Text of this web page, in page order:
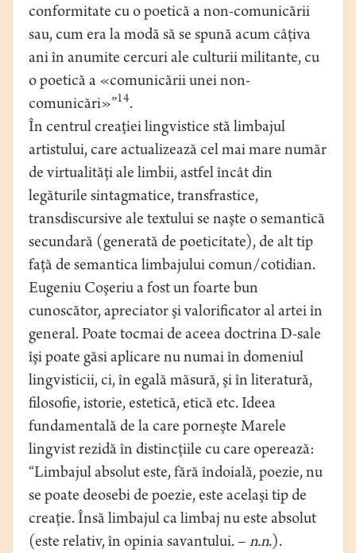
conformitate cu o poetică a non-comunicării
sau, cum era la modă să se spună acum câţiva
ani în anumite cercuri ale culturii militante, cu
o poetică a «comunicării unei non-
comunicări»”14.
În centrul creaţiei lingvistice stă limbajul
artistului, care actualizează cel mai mare număr
de virtualităţi ale limbii, astfel încât din
legăturile sintagmatice, transfrastice,
transdiscursive ale textului se naşte o semantică
secundară (generată de poeticitate), de alt tip
faţă de semantica limbajului comun/cotidian.
Eugeniu Coşeriu a fost un foarte bun
cunoscător, apreciator şi valorificator al artei în
general. Poate tocmai de aceea doctrina D-sale
îşi poate găsi aplicare nu numai în domeniul
lingvisticii, ci, în egală măsură, şi în literatură,
filosofie, istorie, estetică, etică etc. Ideea
fundamentală de la care porneşte Marele
lingvist rezidă în distincţiile cu care operează:
“Limbajul absolut este, fără îndoială, poezie, nu
se poate deosebi de poezie, este acelaşi tip de
creaţie. Însă limbajul ca limbaj nu este absolut
(este relativ, în opinia savantului. – n.n.).